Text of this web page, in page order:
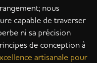
nous
capable de traverser
ni sa précision
de conception à
artisanale pour